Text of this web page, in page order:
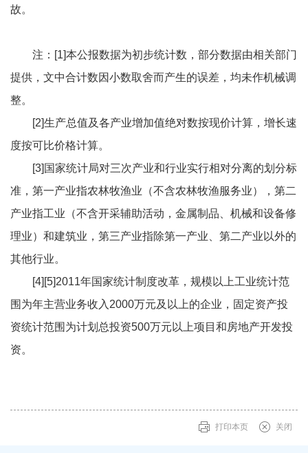
故。
注：[1]本公报数据为初步统计数，部分数据由相关部门
提供，文中合计数因小数取舍而产生的误差，均未作机械调
整。
[2]生产总值及各产业增加值绝对数按现价计算，增长速
度按可比价格计算。
[3]国家统计局对三次产业和行业实行相对分离的划分标
准，第一产业指农林牧渔业（不含农林牧渔服务业），第二
产业指工业（不含开采辅助活动，金属制品、机械和设备修
理业）和建筑业，第三产业指除第一产业、第二产业以外的
其他行业。
[4][5]2011年国家统计制度改革，规模以上工业统计范
围为年主营业务收入2000万元及以上的企业，固定资产投
资统计范围为计划总投资500万元以上项目和房地产开发投
资。
打印本页 关闭